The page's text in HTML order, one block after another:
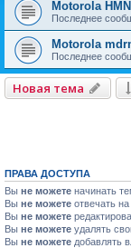
Motorola
Последнее
Motorola
Последнее
Новая тема
ПРАВА ДОСТУПА
Вы не можете начинать
Вы не можете отвечать
Вы не можете
Вы не можете удалять
Вы не можете добавлять